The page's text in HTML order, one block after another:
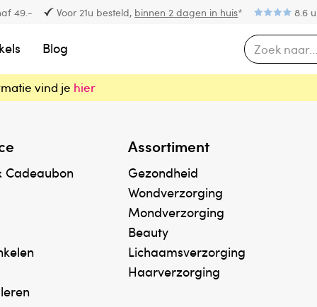
49.- Voor 21u besteld, binnen 2 dagen in huis* 8.6
Blog
vind je hier
Cadeaubon
Assortiment
Gezondheid
Wondverzorging
Mondverzorging
Beauty
Lichaamsverzorging
Haarverzorging